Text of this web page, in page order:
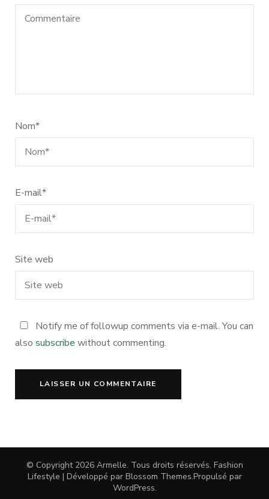
Nom*
E-mail*
Site web
Notify me of followup comments via e-mail. You can
also subscribe without commenting.
© Copyright 2026 Armelle. Tous droits réservés. Fashion
Lifestyle | Développé par Blossom Themes.Propulsé par
WordPress.